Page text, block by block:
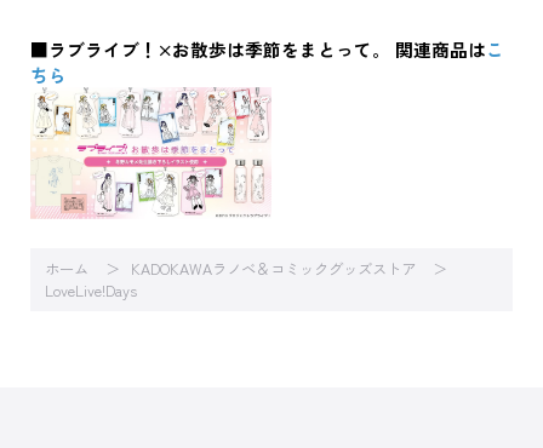
■ラブライブ！×お散歩は季節をまとって。 関連商品はこ
ちら
ホーム
KADOKAWAラノベ＆コミックグッズストア
LoveLive!Days